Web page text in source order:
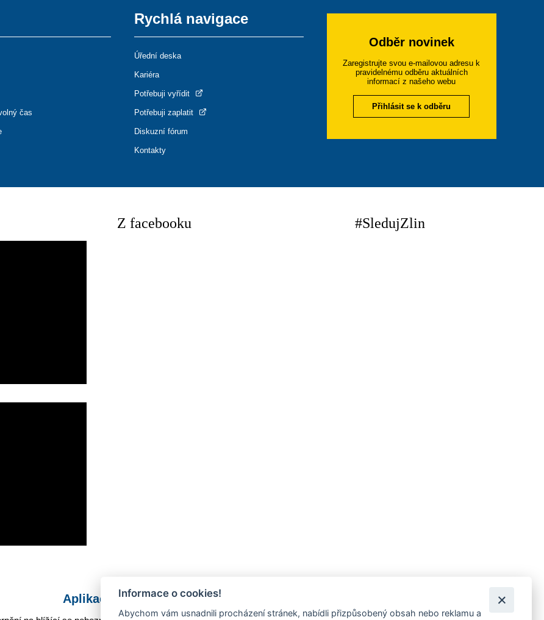
čas
Rychlá navigace
Úřední deska
Kariéra
Potřebuji vyřídit
Potřebuji zaplatit
Diskuzní fórum
Kontakty
Odběr novinek
Zaregistrujte svou e-mailovou adresu k
pravidelnému odběru aktuálních
informací z našeho webu
Přihlásit se k odběru
Z facebooku #SledujZlin
Aplikace Mobilní rozhlas
Informace o cookies!
Abychom vám usnadnili procházení stránek, nabídli přizpůsobený obsah nebo reklamu a